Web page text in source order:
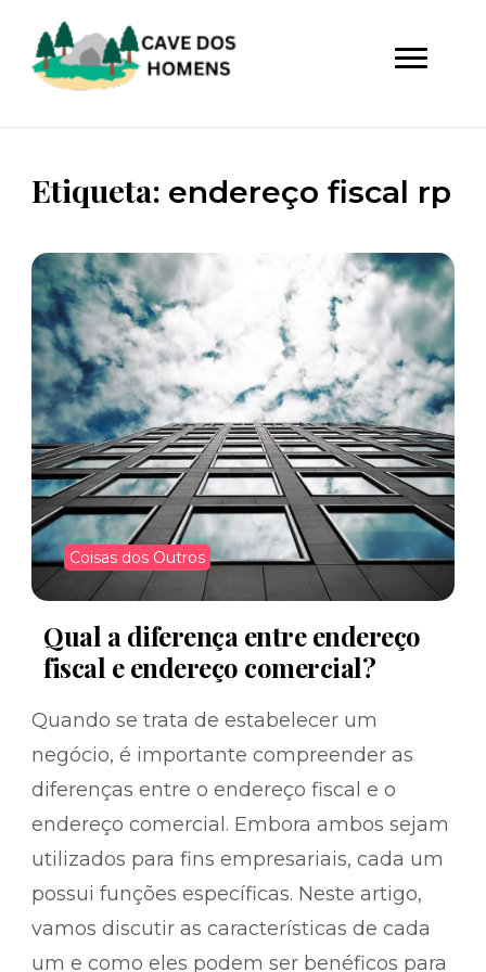
Blog da Cave dos Homens
Etiqueta: endereço fiscal rp
Coisas dos Outros
Qual a diferença entre endereço
fiscal e endereço comercial?
Quando se trata de estabelecer um
negócio, é importante compreender as
diferenças entre o endereço fiscal e o
endereço comercial. Embora ambos sejam
utilizados para fins empresariais, cada um
possui funções específicas. Neste artigo,
vamos discutir as características de cada
um e como eles podem ser benéficos para